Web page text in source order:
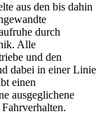
aus den bis dahin
durch
Alle
und den
dabei in einer Linie
einen
ausgeglichene